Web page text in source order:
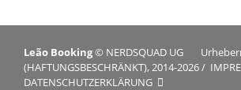
Leão Booking© NERDSQUAD UG
(HAFTUNGSBESCHRÄNKT), 2014-2026/
DATENSCHUTZERKLÄRUNG